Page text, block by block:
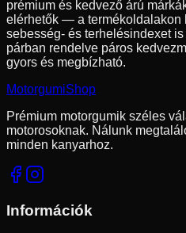
prémium és kedvező árú
elérhetők — a termékoldalakon
sebesség- és terhelésindexet
párban rendelve páros
gyors és megbízható.
MotorgumiShop
Prémium motorgumik széles
motorosoknak. Nálunk
minden kanyarhoz.
Információk